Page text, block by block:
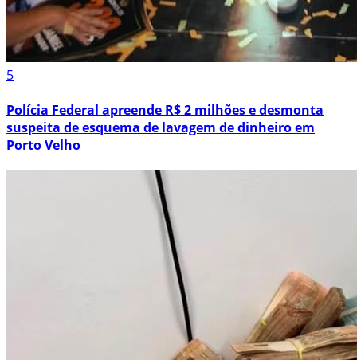
5
Polícia Federal apreende R$ 2 milhões e desmonta
suspeita de esquema de lavagem de dinheiro em
Porto Velho